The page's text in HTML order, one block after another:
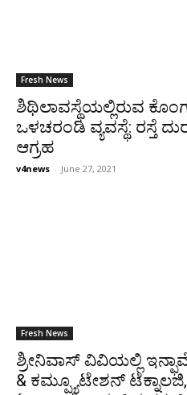
Fresh News
ಶಿಥಿಲಾವಸ್ಥೆಯಲ್ಲಿರುವ
ಒಳಚರಂಡಿ ವ್ಯವಸ್ಥೆ: ರಸ್ತೆ
ಆಗ್ರಹ
v4news - June 27, 2021
Fresh News
ಶ್ರೀನಿವಾಸ್ ವಿವಿಯಲ್ಲಿ
& ಕಮ್ಪ್ಯೂಟೇಶನ್